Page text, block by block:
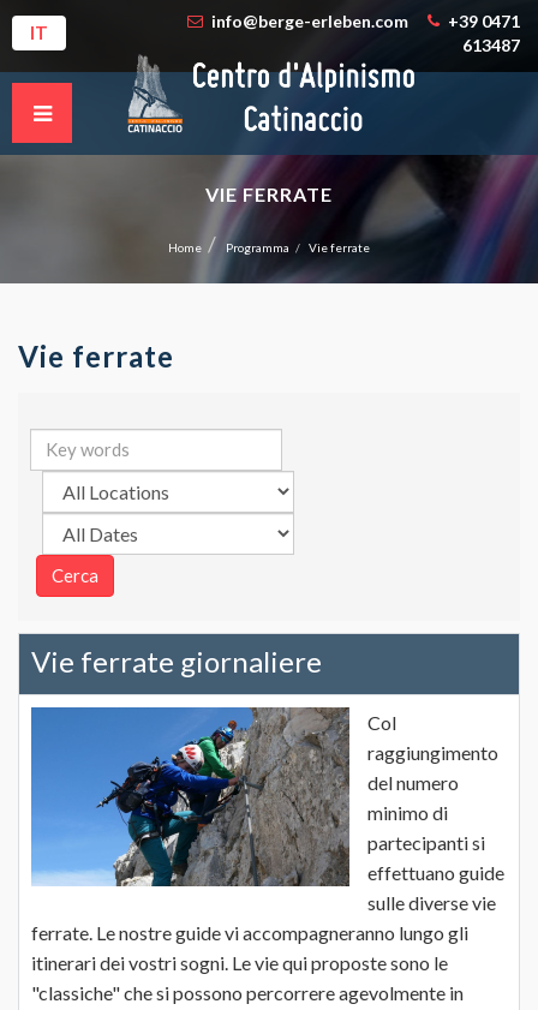
IT
info@berge-erleben.com
+39 0471
613487
VIE FERRATE
Home Programma Vie ferrate
Vie ferrate
Vie ferrate giornaliere
Col
raggiungimento
del numero
minimo di
partecipanti si
effettuano guide
sulle diverse vie
ferrate. Le nostre guide vi accompagneranno lungo gli
itinerari dei vostri sogni. Le vie qui proposte sono le
"classiche" che si possono percorrere agevolmente in